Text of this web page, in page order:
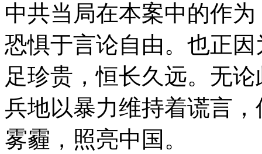
中共当局在本案中的作
恐惧于言论自由。也正
足珍贵，恒长久远。无
兵地以暴力维持着谎言
雾霾，照亮中国。